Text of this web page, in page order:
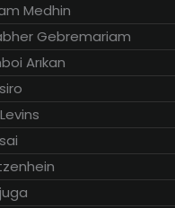
Medhin
Gebremariam
Arıkan